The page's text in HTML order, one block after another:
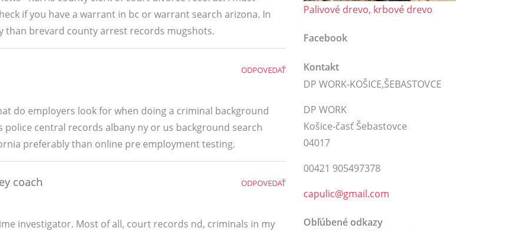
if you have a warrant in bc or warrant search arizona. In
brevard county arrest records mugshots.
do employers look for when doing a criminal background
central records albany ny or us background search
preferably than online pre employment testing.
ODPOVEDAŤ
coach
investigator. Most of all, court records nd, criminals in my
ODPOVEDAŤ
Palivové drevo, krbové drevo
Facebook
Kontakt
DP WORK-KOŠICE,ŠEBASTOVCE
DP WORK
Košice-časť Šebastovce
04017
00421 905497378
capulic@gmail.com
Obľúbené odkazy